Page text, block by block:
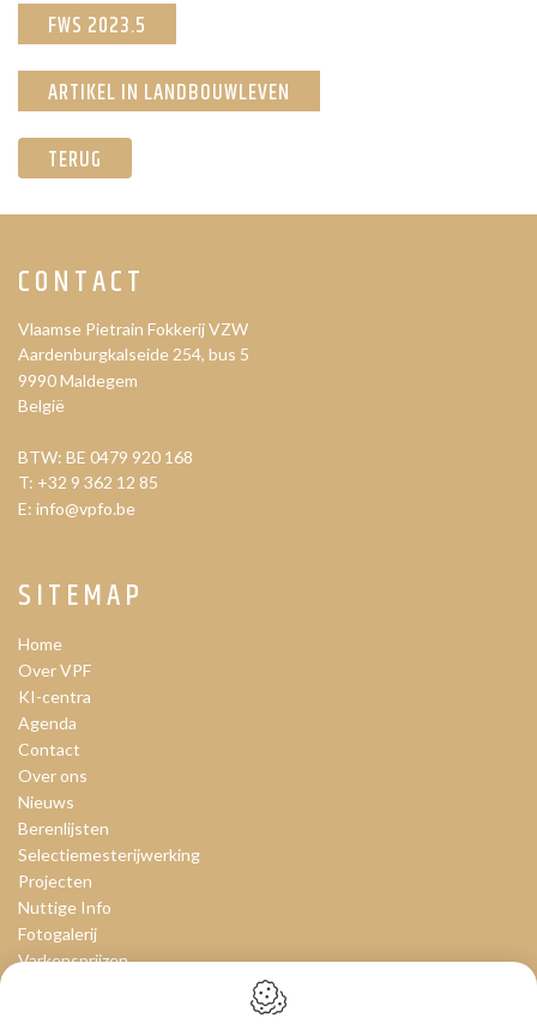
FWS 2023.5
ARTIKEL IN LANDBOUWLEVEN
TERUG
CONTACT
Vlaamse Pietrain Fokkerij VZW
Aardenburgkalseide 254, bus 5
9990Maldegem
België
BTW: BE 0479 920 168
T: +32 9 362 12 85
E: info@vpfo.be
SITEMAP
Home
Over VPF
KI-centra
Agenda
Contact
Over ons
Nieuws
Berenlijsten
Selectiemesterijwerking
Projecten
Nuttige Info
Fotogalerij
Varkensprijzen